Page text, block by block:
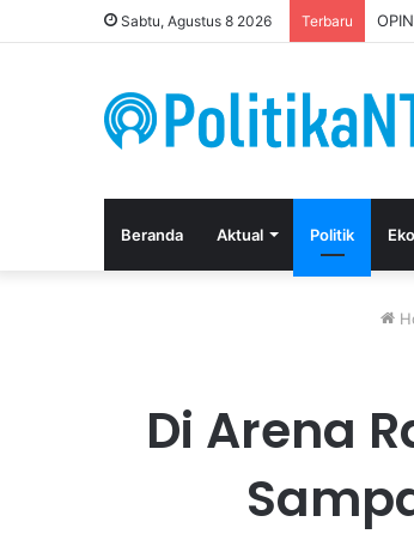
Sabtu, Agustus 8 2026 Terbaru
Beranda Aktual Politik
Di Arena